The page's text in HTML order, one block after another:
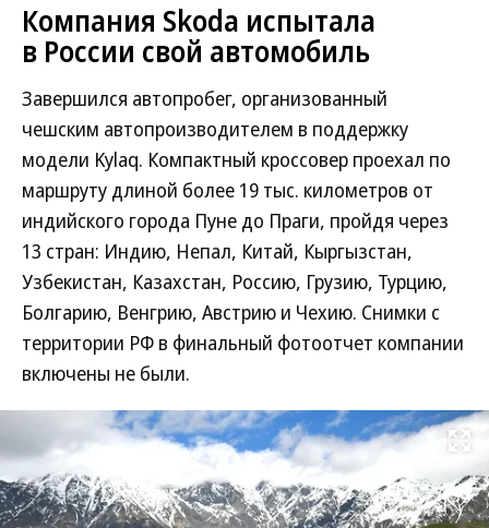
Компания Skoda испытала
в России свой автомобиль
Завершился автопробег, организованный
чешским автопроизводителем в поддержку
модели Kylaq. Компактный кроссовер проехал по
маршруту длиной более 19 тыс. километров от
индийского города Пуне до Праги, пройдя через
13 стран: Индию, Непал, Китай, Кыргызстан,
Узбекистан, Казахстан, Россию, Грузию, Турцию,
Болгарию, Венгрию, Австрию и Чехию. Снимки с
территории РФ в финальный фотоотчет компании
включены не были.
Развернуть